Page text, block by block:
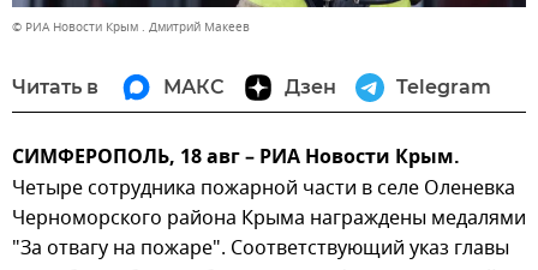
© РИА Новости Крым . Дмитрий Макеев
Читать в МАКС Дзен Telegram
СИМФЕРОПОЛЬ, 18 авг – РИА Новости Крым.
Четыре сотрудника пожарной части в селе Оленевка
Черноморского района Крыма награждены медалями
"За отвагу на пожаре". Соответствующий указ главы